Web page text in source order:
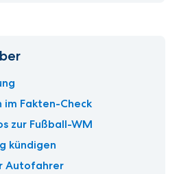
im Fakten-Check
zur Fußball-WM
kündigen
Autofahrer